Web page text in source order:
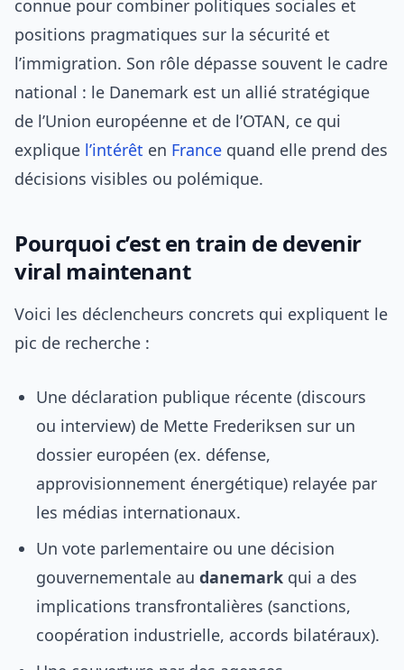
connue pour combiner politiques sociales et
positions pragmatiques sur la sécurité et
l’immigration. Son rôle dépasse souvent le cadre
national : le Danemark est un allié stratégique
de l’Union européenne et de l’OTAN, ce qui
explique l’intérêt en France quand elle prend des
décisions visibles ou polémique.
Pourquoi c’est en train de devenir
viral maintenant
Voici les déclencheurs concrets qui expliquent le
pic de recherche :
Une déclaration publique récente (discours
ou interview) de Mette Frederiksen sur un
dossier européen (ex. défense,
approvisionnement énergétique) relayée par
les médias internationaux.
Un vote parlementaire ou une décision
gouvernementale au danemark qui a des
implications transfrontalières (sanctions,
coopération industrielle, accords bilatéraux).